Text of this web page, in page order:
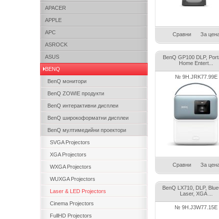
APACER
APPLE
APC
ASROCK
ASUS
BENQ
BenQ монитори
BenQ ZOWIE продукти
BenQ интерактивни дисплеи
BenQ широкоформатни дисплеи
BenQ мултимедийни проектори
SVGA Projectors
XGA Projectors
WXGA Projectors
WUXGA Projectors
Laser & LED Projectors
Cinema Projectors
FullHD Projectors
Сравни За
BenQ GP100 DLP,
Home Entert...
№ 9H.JRK77.99E
Сравни За
BenQ LX710, DLP,
Laser, XGA ...
№ 9H.J3W77.15E